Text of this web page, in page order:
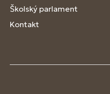
Školský parlament
Kontakt